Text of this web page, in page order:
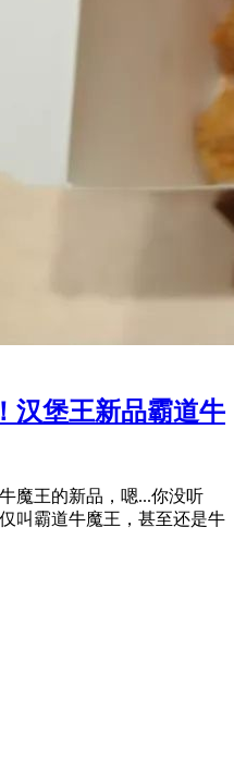
汉堡王新品霸道牛
魔王的新品，嗯...你没听
叫霸道牛魔王，甚至还是牛